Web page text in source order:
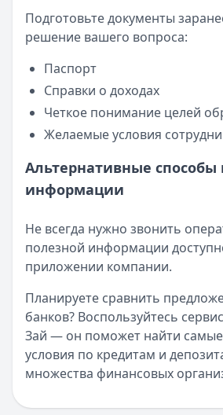
Подготовьте документы
решение вашего вопроса:
Паспорт
Справки о доходах
Четкое понимание целей
Желаемые условия
Альтернативные способы
информации
Не всегда нужно звонить
полезной информации
приложении компании.
Планируете сравнить
банков? Воспользуйтесь
Зай — он поможет найти
условия по кредитам и
множества финансовых